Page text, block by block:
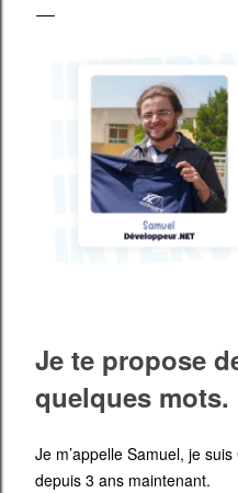
Je te propose
quelques mots.
Je m’appelle Samuel, je
depuis 3 ans maintenant.